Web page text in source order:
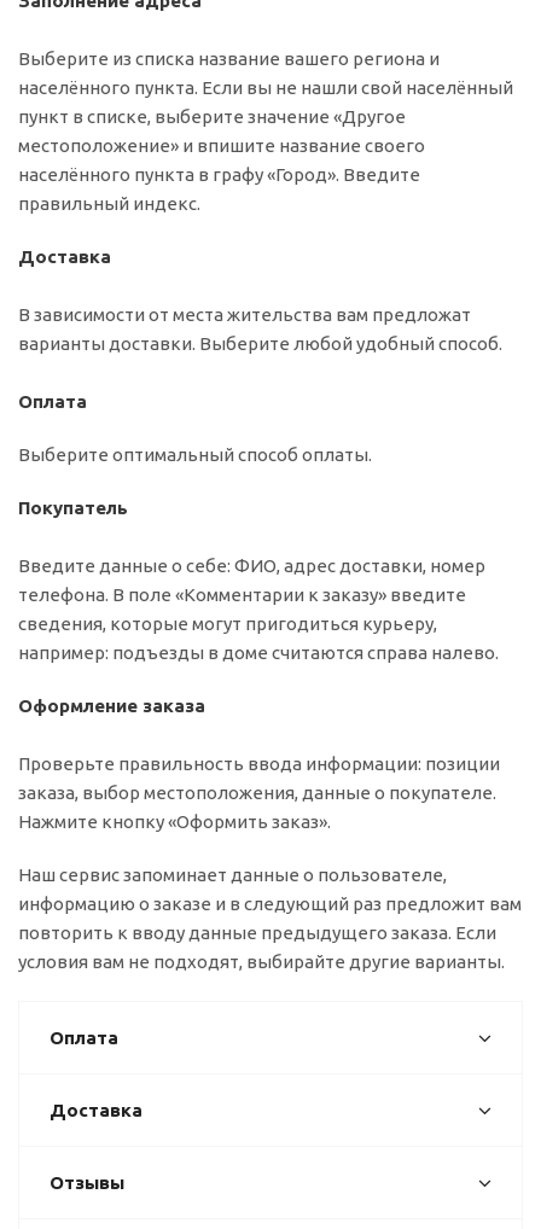
Выберите из списка название вашего региона и
населённого пункта. Если вы не нашли свой населённый
пункт в списке, выберите значение «Другое
местоположение» и впишите название своего
населённого пункта в графу «Город». Введите
правильный индекс.
Доставка
В зависимости от места жительства вам предложат
варианты доставки. Выберите любой удобный способ.
Оплата
Выберите оптимальный способ оплаты.
Покупатель
Введите данные о себе: ФИО, адрес доставки, номер
телефона. В поле «Комментарии к заказу» введите
сведения, которые могут пригодиться курьеру,
например: подъезды в доме считаются справа налево.
Оформление заказа
Проверьте правильность ввода информации: позиции
заказа, выбор местоположения, данные о покупателе.
Нажмите кнопку «Оформить заказ».
Наш сервис запоминает данные о пользователе,
информацию о заказе и в следующий раз предложит вам
повторить к вводу данные предыдущего заказа. Если
условия вам не подходят, выбирайте другие варианты.
Оплата
Доставка
Отзывы